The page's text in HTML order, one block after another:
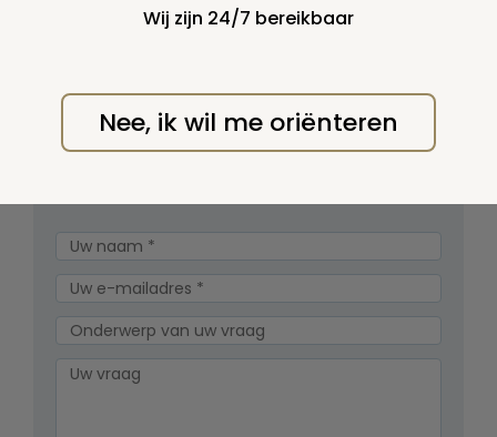
Maak een keuze uit de onderstaande rubrieken:
Schenkingen
Wij zijn 24/7 bereikbaar
Nee, ik wil me oriënteren